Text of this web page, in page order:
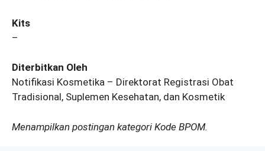
Kits
–
Diterbitkan Oleh
Notifikasi Kosmetika – Direktorat Registrasi Obat
Tradisional, Suplemen Kesehatan, dan Kosmetik
Menampilkan postingan kategori Kode BPOM.